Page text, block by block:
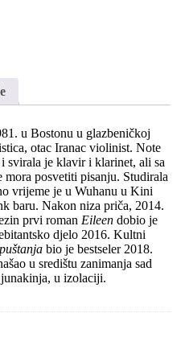
u Bostonu u glazbeničkoj
otac Iranac violinist. Note
svirala je klavir i klarinet, ali sa
mora posvetiti pisanju. Studirala
vrijeme je u Wuhanu u Kini
baru. Nakon niza priča, 2014.
prvi roman Eileen dobio je
djelo 2016. Kultni
bio je bestseler 2018.
u središtu zanimanja sad
u izolaciji.